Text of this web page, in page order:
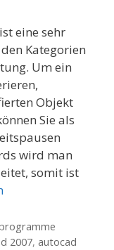
eine sehr
Kategorien
Um ein
Objekt
Sie als
wird man
somit ist
2007, autocad